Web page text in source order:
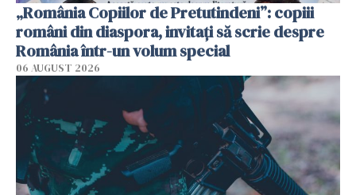
„România Copiilor de Pretutindeni”: copiii
români din diaspora, invitați să scrie despre
România într-un volum special
06 AUGUST 2026